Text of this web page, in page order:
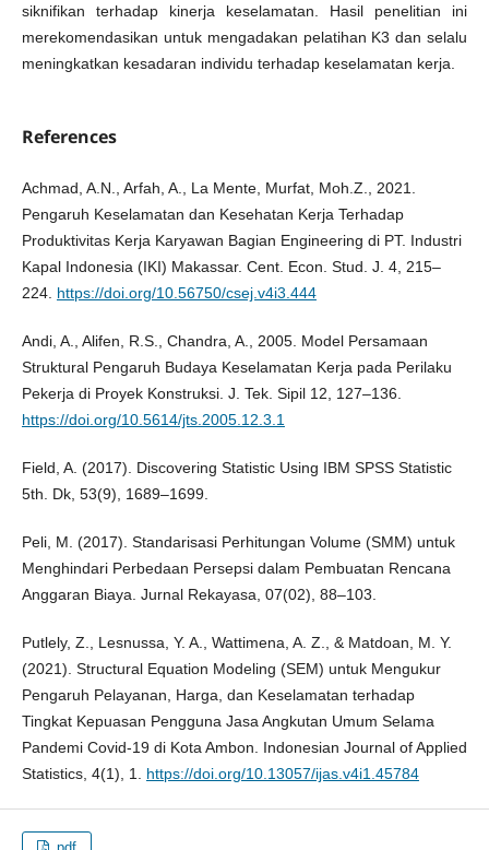
siknifikan terhadap kinerja keselamatan. Hasil penelitian ini
merekomendasikan untuk mengadakan pelatihan K3 dan selalu
meningkatkan kesadaran individu terhadap keselamatan kerja.
References
Achmad, A.N., Arfah, A., La Mente, Murfat, Moh.Z., 2021.
Pengaruh Keselamatan dan Kesehatan Kerja Terhadap
Produktivitas Kerja Karyawan Bagian Engineering di PT. Industri
Kapal Indonesia (IKI) Makassar. Cent. Econ. Stud. J. 4, 215–
224. https://doi.org/10.56750/csej.v4i3.444
Andi, A., Alifen, R.S., Chandra, A., 2005. Model Persamaan
Struktural Pengaruh Budaya Keselamatan Kerja pada Perilaku
Pekerja di Proyek Konstruksi. J. Tek. Sipil 12, 127–136.
https://doi.org/10.5614/jts.2005.12.3.1
Field, A. (2017). Discovering Statistic Using IBM SPSS Statistic
5th. Dk, 53(9), 1689–1699.
Peli, M. (2017). Standarisasi Perhitungan Volume (SMM) untuk
Menghindari Perbedaan Persepsi dalam Pembuatan Rencana
Anggaran Biaya. Jurnal Rekayasa, 07(02), 88–103.
Putlely, Z., Lesnussa, Y. A., Wattimena, A. Z., & Matdoan, M. Y.
(2021). Structural Equation Modeling (SEM) untuk Mengukur
Pengaruh Pelayanan, Harga, dan Keselamatan terhadap
Tingkat Kepuasan Pengguna Jasa Angkutan Umum Selama
Pandemi Covid-19 di Kota Ambon. Indonesian Journal of Applied
Statistics, 4(1), 1. https://doi.org/10.13057/ijas.v4i1.45784